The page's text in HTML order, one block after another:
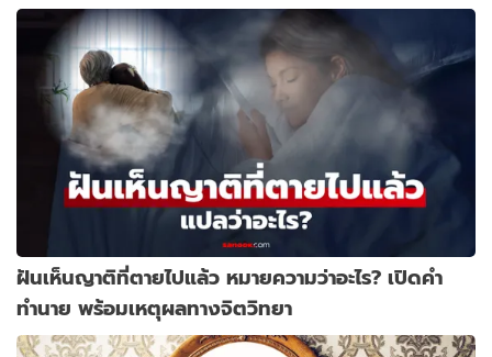
ฝันเห็นญาติที่ตายไปแล้ว หมายความว่าอะไร? เปิดคำ
ทำนาย พร้อมเหตุผลทางจิตวิทยา